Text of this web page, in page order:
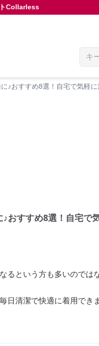
Collarless
♪おすすめ8選！自宅で気軽
すすめ8選！自宅で
という方も多いのでは
清潔で快適に着用できま